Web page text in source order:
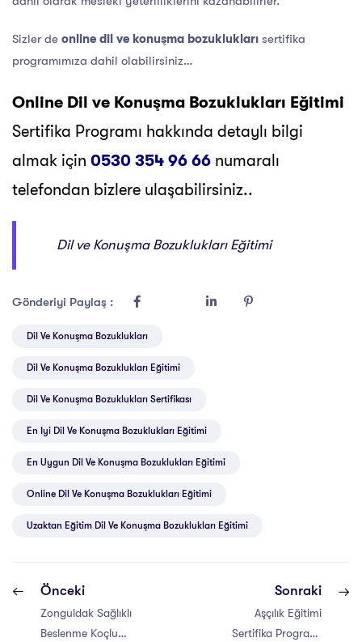
Sizler de online dil ve konuşma bozuklukları sertifika
programımıza dahil olabilirsiniz…
Online Dil ve Konuşma Bozuklukları Eğitimi
Sertifika Programı hakkında detaylı bilgi
almak için 0530 354 96 66 numaralı
telefondan bizlere ulaşabilirsiniz..
Dil ve Konuşma Bozuklukları Eğitimi
Gönderiyi Paylaş :
Dil Ve Konuşma Bozuklukları
Dil Ve Konuşma Bozuklukları Eğitimi
Dil Ve Konuşma Bozuklukları Sertifikası
En Iyi Dil Ve Konuşma Bozuklukları Eğitimi
En Uygun Dil Ve Konuşma Bozuklukları Eğitimi
Online Dil Ve Konuşma Bozuklukları Eğitimi
Uzaktan Eğitim Dil Ve Konuşma Bozuklukları Eğitimi
Önceki
Zonguldak Sağlıklı
Beslenme Koçluğu
Sonraki
Aşçılık Eğitimi
Sertifika Programı